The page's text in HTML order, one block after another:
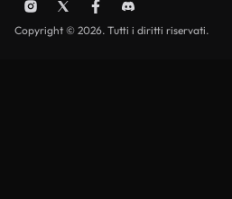
Copyright © 2026. Tutti i diritti riservati.